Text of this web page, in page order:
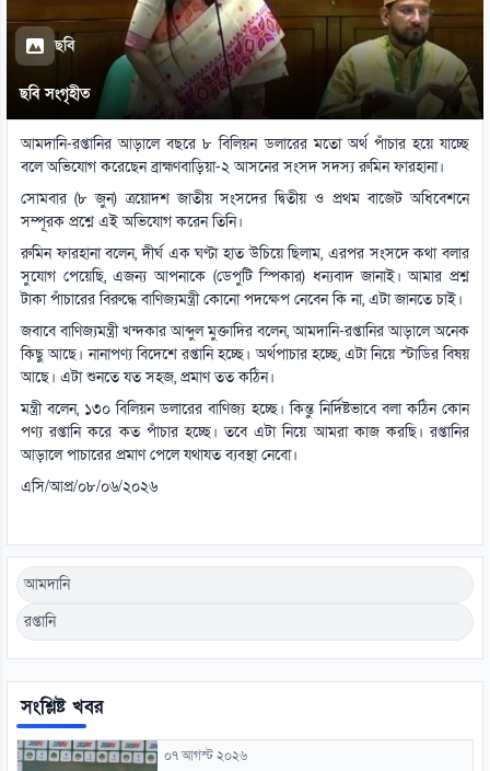
ছবি
ছবি সংগৃহীত
আমদানি-রপ্তানির আড়ালে বছরে ৮ বিলিয়ন ডলারের মতো অর্থ পাঁচার হয়ে যাচ্ছে
বলে অভিযোগ করেছেন ব্রাহ্মণবাড়িয়া-২ আসনের সংসদ সদস্য রুমিন ফারহানা।
সোমবার (৮ জুন) ত্রয়োদশ জাতীয় সংসদের দ্বিতীয় ও প্রথম বাজেট অধিবেশনে
সম্পূরক প্রশ্নে এই অভিযোগ করেন তিনি।
রুমিন ফারহানা বলেন, দীর্ঘ এক ঘণ্টা হাত উচিয়ে ছিলাম, এরপর সংসদে কথা বলার
সুযোগ পেয়েছি, এজন্য আপনাকে (ডেপুটি স্পিকার) ধন্যবাদ জানাই। আমার প্রশ্ন
টাকা পাঁচারের বিরুদ্ধে বাণিজ্যমন্ত্রী কোনো পদক্ষেপ নেবেন কি না, এটা জানতে চাই।
জবাবে বাণিজ্যমন্ত্রী খন্দকার আব্দুল মুক্তাদির বলেন, আমদানি-রপ্তানির আড়ালে অনেক
কিছু আছে। নানাপণ্য বিদেশে রপ্তানি হচ্ছে। অর্থপাচার হচ্ছে, এটা নিয়ে স্টাডির বিষয়
আছে। এটা শুনতে যত সহজ, প্রমাণ তত কঠিন।
মন্ত্রী বলেন, ১৩০ বিলিয়ন ডলারের বাণিজ্য হচ্ছে। কিন্তু নির্দিষ্টভাবে বলা কঠিন কোন
পণ্য রপ্তানি করে কত পাঁচার হচ্ছে। তবে এটা নিয়ে আমরা কাজ করছি। রপ্তানির
আড়ালে পাচারের প্রমাণ পেলে যথাযত ব্যবস্থা নেবো।
এসি/আপ্র/০৮/০৬/২০২৬
আমদানি
রপ্তানি
সংশ্লিষ্ট খবর
০৭ আগস্ট ২০২৬